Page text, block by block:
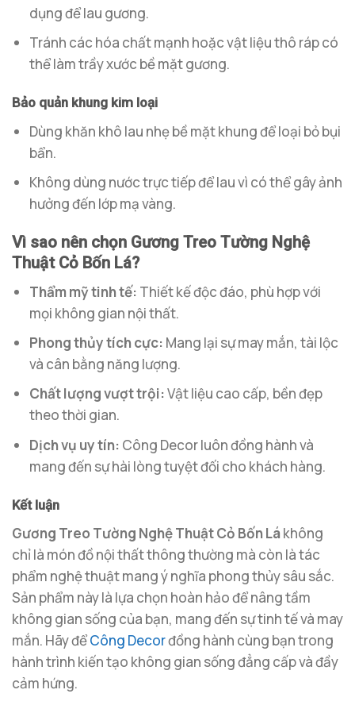
dụng để lau gương.
Tránh các hóa chất mạnh hoặc vật liệu thô ráp có
thể làm trầy xước bề mặt gương.
Bảo quản khung kim loại
Dùng khăn khô lau nhẹ bề mặt khung để loại bỏ bụi
bẩn.
Không dùng nước trực tiếp để lau vì có thể gây ảnh
hưởng đến lớp mạ vàng.
Vì sao nên chọn Gương Treo Tường Nghệ
Thuật Cỏ Bốn Lá?
Thẩm mỹ tinh tế: Thiết kế độc đáo, phù hợp với
mọi không gian nội thất.
Phong thủy tích cực: Mang lại sự may mắn, tài lộc
và cân bằng năng lượng.
Chất lượng vượt trội:Vật liệu cao cấp, bền đẹp
theo thời gian.
Dịch vụ uy tín: Công Decor luôn đồng hành và
mang đến sự hài lòng tuyệt đối cho khách hàng.
Kết luận
Gương Treo Tường Nghệ Thuật Cỏ Bốn Lákhông
chỉ là món đồ nội thất thông thường mà còn là tác
phẩm nghệ thuật mang ý nghĩa phong thủy sâu sắc.
Sản phẩm này là lựa chọn hoàn hảo để nâng tầm
không gian sống của bạn, mang đến sự tinh tế và may
mắn. Hãy đểCông Decorđồng hành cùng bạn trong
hành trình kiến tạo không gian sống đẳng cấp và đầy
cảm hứng.